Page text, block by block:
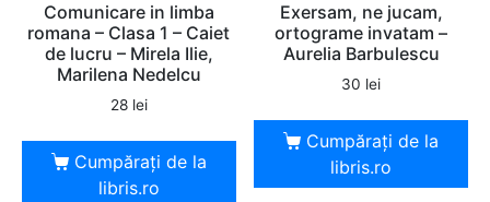
Comunicare in limba
romana – Clasa 1 – Caiet
de lucru – Mirela Ilie,
Marilena Nedelcu
28 lei
Cumpărați de la
libris.ro
Exersam, ne jucam,
ortograme invatam –
Aurelia Barbulescu
30 lei
Cumpărați de la
libris.ro